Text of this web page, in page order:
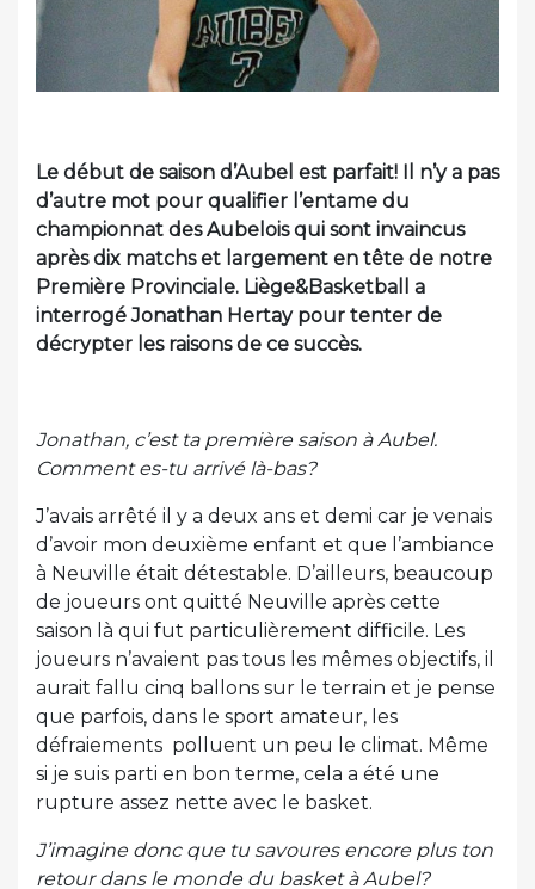
Le début de saison d’Aubel est parfait! Il n’y a pas
d’autre mot pour qualifier l’entame du
championnat des Aubelois qui sont invaincus
après dix matchs et largement en tête de notre
Première Provinciale. Liège&Basketball a
interrogé Jonathan Hertay pour tenter de
décrypter les raisons de ce succès.
Jonathan, c’est ta première saison à Aubel.
Comment es-tu arrivé là-bas?
J’avais arrêté il y a deux ans et demi car je venais
d’avoir mon deuxième enfant et que l’ambiance
à Neuville était détestable. D’ailleurs, beaucoup
de joueurs ont quitté Neuville après cette
saison là qui fut particulièrement difficile. Les
joueurs n’avaient pas tous les mêmes objectifs, il
aurait fallu cinq ballons sur le terrain et je pense
que parfois, dans le sport amateur, les
défraiements polluent un peu le climat. Même
si je suis parti en bon terme, cela a été une
rupture assez nette avec le basket.
J’imagine donc que tu savoures encore plus ton
retour dans le monde du basket à Aubel?